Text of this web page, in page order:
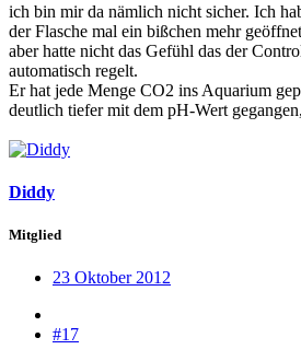
ich bin mir da nämlich nicht sicher. Ich
der Flasche mal ein bißchen mehr
aber hatte nicht das Gefühl das der
automatisch regelt.
Er hat jede Menge CO2 ins Aquarium
deutlich tiefer mit dem pH-Wert
Diddy
Mitglied
23 Oktober 2012
#17